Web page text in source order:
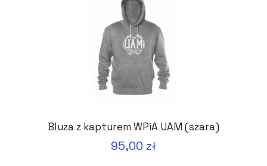
Bluza z kapturem WPiA UAM (szara)
95,00 zł